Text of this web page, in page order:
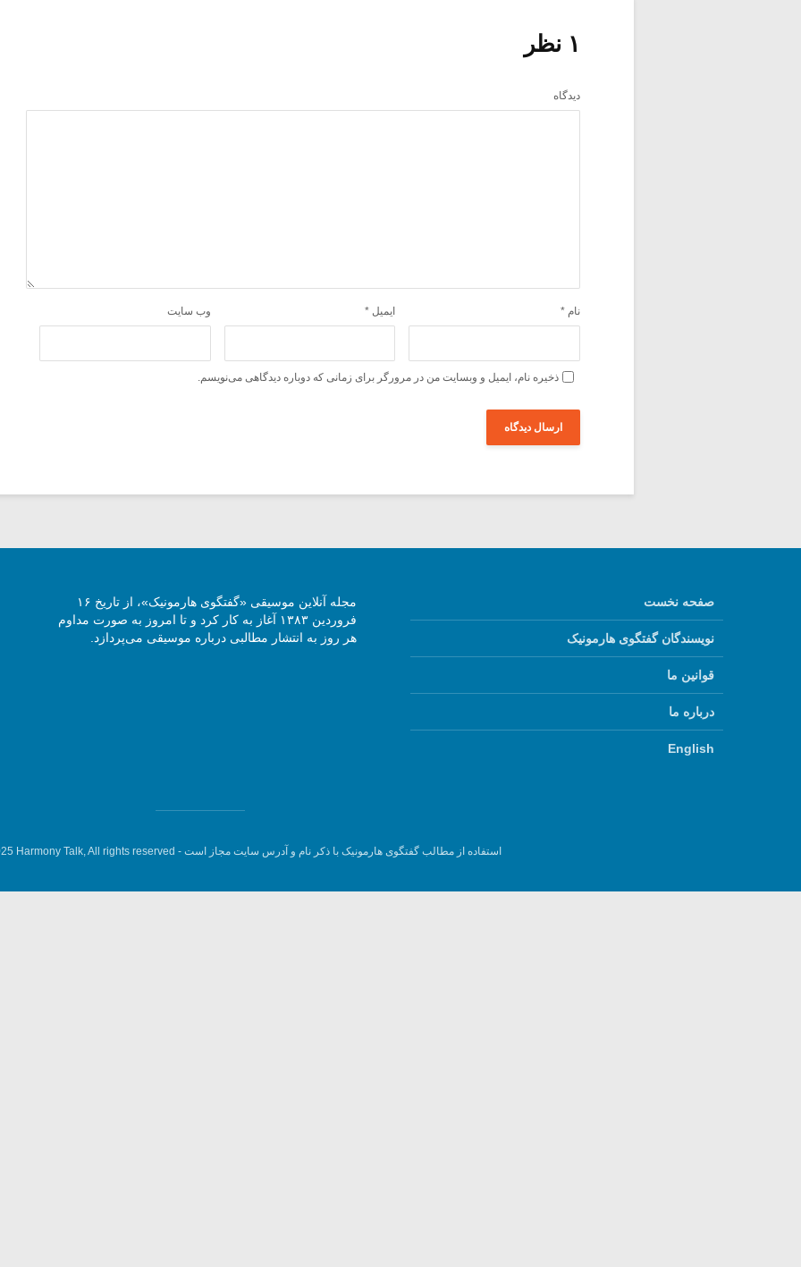
۱ نظر
دیدگاه
نام * ایمیل * وب‌ سایت
ذخیره نام، ایمیل و وبسایت من در مرورگر برای زمانی که دوباره دیدگاهی می‌نویسم.
صفحه نخست
نویسندگان گفتگوی هارمونیک
قوانین ما
درباره ما
English
مجله آنلاین موسیقی «گفتگوی هارمونیک»، از تاریخ ۱۶
فروردین ۱۳۸۳ آغاز به کار کرد و تا امروز به صورت مداوم
هر روز به انتشار مطالبی درباره موسیقی می‌پردازد.
استفاده از مطالب گفتگوی هارمونیک با ذکر نام و آدرس سایت مجاز است - Harmony Talk, All rights reserved.